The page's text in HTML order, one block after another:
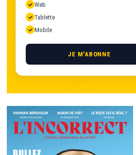
Web
Tablette
Mobile
JE M'ABONNE